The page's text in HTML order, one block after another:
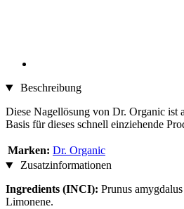
Beschreibung
Diese Nagellösung von Dr. Organic ist
Basis für dieses schnell einziehende
Marken: Dr. Organic
Zusatzinformationen
Ingredients (INCI): Prunus
Limonene.